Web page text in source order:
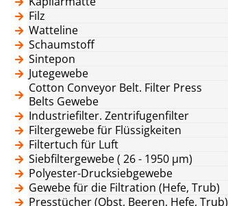
Filz
Watteline
Schaumstoff
Sintepon
Jutegewebe
Cotton Conveyor Belt. Filter Press
Belts Gewebe
Industriefilter. Zentrifugenfilter
Filtergewebe für Flüssigkeiten
Filtertuch für Luft
Siebfiltergewebe ( 26 - 1950 μm)
Polyester-Drucksiebgewebe
Gewebe für die Filtration (Hefe, Trub)
Presstücher (Obst, Beeren, Hefe, Trub)